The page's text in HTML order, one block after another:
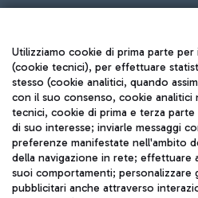
Fast Food
all'aeroporto.
Treno
Raggiungi velocemente
tramite i servizi ferroviari
Seguici sui social
TRAVEL
ITA
Utilizziamo cookie di prima parte
(cookie tecnici), per effettuare
stesso (cookie analitici, quando
con il suo consenso, cookie analitici
tecnici, cookie di prima e terza
di suo interesse; inviarle messaggi
preferenze manifestate nell'ambito
della navigazione in rete; effettuare
suoi comportamenti; personalizzare
pubblicitari anche attraverso